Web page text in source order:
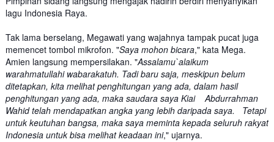
lagu Indonesia Raya.
Tak lama berselang, Megawati yang wajahnya tampak pucat juga
memencet tombol mikrofon. "Saya mohon bicara," kata Mega.
Amien langsung mempersilakan. "Assalamu`alaikum
warahmatullahi wabarakatuh. Tadi baru saja, meskipun belum
ditetapkan, kita melihat penghitungan yang ada, dalam hasil
penghitungan yang ada, maka saudara saya Kiai Abdurrahman
Wahid telah mendapatkan angka yang lebih daripada saya. Tetapi
untuk keutuhan bangsa, maka saya meminta kepada seluruh rakyat
Indonesia untuk bisa melihat keadaan ini," ujarnya.